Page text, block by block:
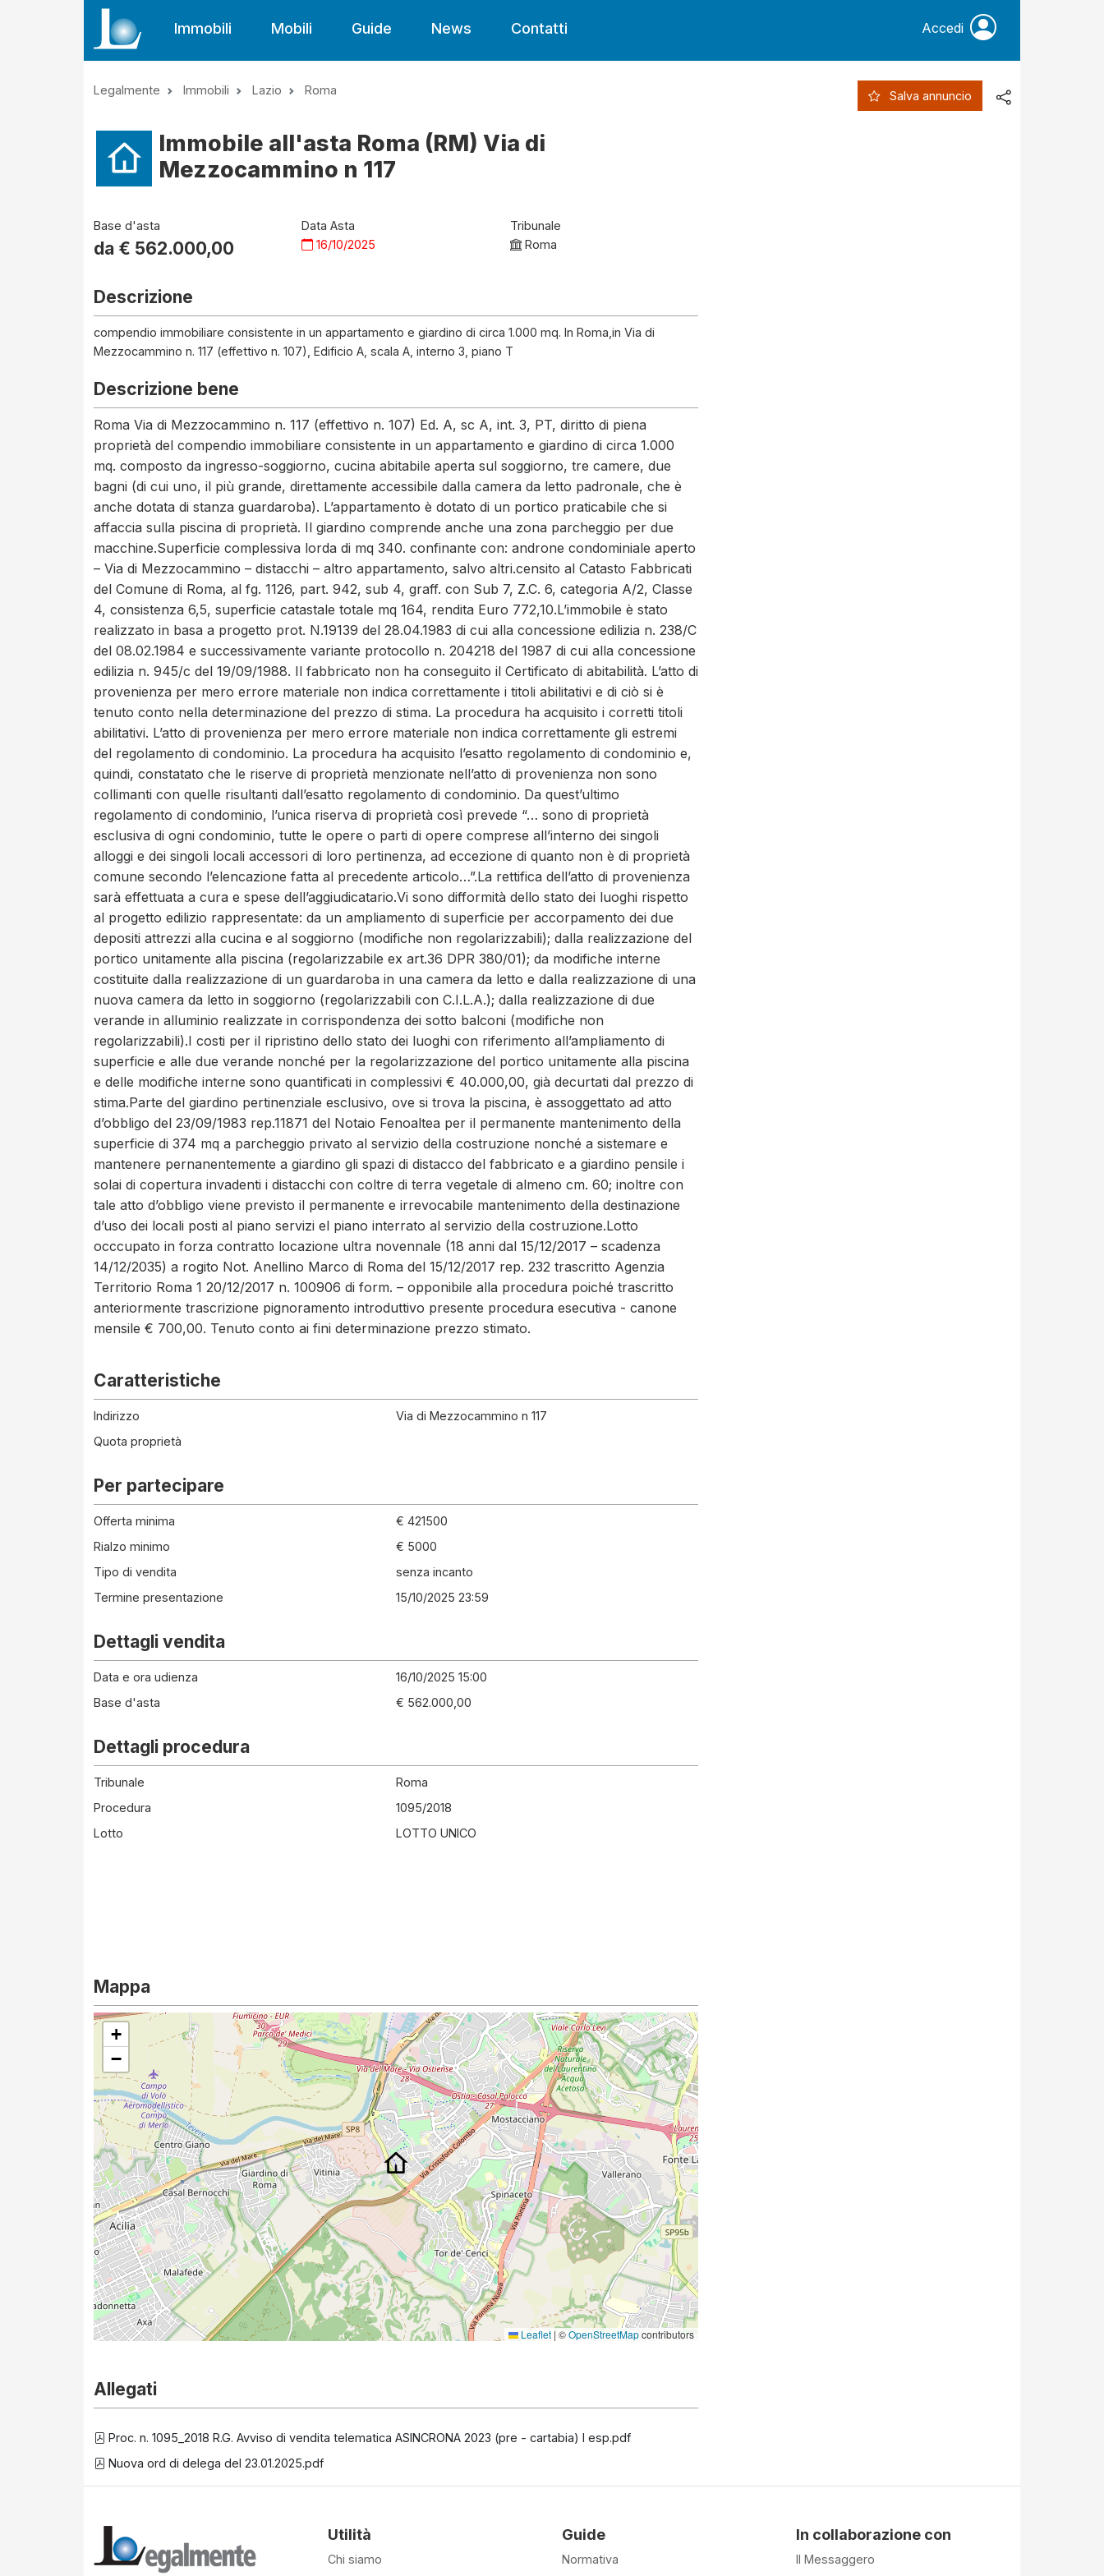
Immobili Mobili Guide News Contatti Accedi
Legalmente Immobili Lazio Roma Salva annuncio
Immobile all'asta Roma (RM) Via di
Mezzocammino n 117
Base d'asta
da € 562.000,00
Data Asta
16/10/2025
Tribunale
Roma
Descrizione
compendio immobiliare consistente in un appartamento e giardino di circa 1.000 mq. In Roma,in Via di
Mezzocammino n. 117 (effettivo n. 107), Edificio A, scala A, interno 3, piano T
Descrizione bene
Roma Via di Mezzocammino n. 117 (effettivo n. 107) Ed. A, sc A, int. 3, PT, diritto di piena
proprietà del compendio immobiliare consistente in un appartamento e giardino di circa 1.000
mq. composto da ingresso-soggiorno, cucina abitabile aperta sul soggiorno, tre camere, due
bagni (di cui uno, il più grande, direttamente accessibile dalla camera da letto padronale, che è
anche dotata di stanza guardaroba). L’appartamento è dotato di un portico praticabile che si
affaccia sulla piscina di proprietà. Il giardino comprende anche una zona parcheggio per due
macchine.Superficie complessiva lorda di mq 340. confinante con: androne condominiale aperto
– Via di Mezzocammino – distacchi – altro appartamento, salvo altri.censito al Catasto Fabbricati
del Comune di Roma, al fg. 1126, part. 942, sub 4, graff. con Sub 7, Z.C. 6, categoria A/2, Classe
4, consistenza 6,5, superficie catastale totale mq 164, rendita Euro 772,10.L’immobile è stato
realizzato in basa a progetto prot. N.19139 del 28.04.1983 di cui alla concessione edilizia n. 238/C
del 08.02.1984 e successivamente variante protocollo n. 204218 del 1987 di cui alla concessione
edilizia n. 945/c del 19/09/1988. Il fabbricato non ha conseguito il Certificato di abitabilità. L’atto di
provenienza per mero errore materiale non indica correttamente i titoli abilitativi e di ciò si è
tenuto conto nella determinazione del prezzo di stima. La procedura ha acquisito i corretti titoli
abilitativi. L’atto di provenienza per mero errore materiale non indica correttamente gli estremi
del regolamento di condominio. La procedura ha acquisito l’esatto regolamento di condominio e,
quindi, constatato che le riserve di proprietà menzionate nell’atto di provenienza non sono
collimanti con quelle risultanti dall’esatto regolamento di condominio. Da quest’ultimo
regolamento di condominio, l’unica riserva di proprietà così prevede “… sono di proprietà
esclusiva di ogni condominio, tutte le opere o parti di opere comprese all’interno dei singoli
alloggi e dei singoli locali accessori di loro pertinenza, ad eccezione di quanto non è di proprietà
comune secondo l’elencazione fatta al precedente articolo…”.La rettifica dell’atto di provenienza
sarà effettuata a cura e spese dell’aggiudicatario.Vi sono difformità dello stato dei luoghi rispetto
al progetto edilizio rappresentate: da un ampliamento di superficie per accorpamento dei due
depositi attrezzi alla cucina e al soggiorno (modifiche non regolarizzabili); dalla realizzazione del
portico unitamente alla piscina (regolarizzabile ex art.36 DPR 380/01); da modifiche interne
costituite dalla realizzazione di un guardaroba in una camera da letto e dalla realizzazione di una
nuova camera da letto in soggiorno (regolarizzabili con C.I.L.A.); dalla realizzazione di due
verande in alluminio realizzate in corrispondenza dei sotto balconi (modifiche non
regolarizzabili).I costi per il ripristino dello stato dei luoghi con riferimento all’ampliamento di
superficie e alle due verande nonché per la regolarizzazione del portico unitamente alla piscina
e delle modifiche interne sono quantificati in complessivi € 40.000,00, già decurtati dal prezzo di
stima.Parte del giardino pertinenziale esclusivo, ove si trova la piscina, è assoggettato ad atto
d’obbligo del 23/09/1983 rep.11871 del Notaio Fenoaltea per il permanente mantenimento della
superficie di 374 mq a parcheggio privato al servizio della costruzione nonché a sistemare e
mantenere pernanentemente a giardino gli spazi di distacco del fabbricato e a giardino pensile i
solai di copertura invadenti i distacchi con coltre di terra vegetale di almeno cm. 60; inoltre con
tale atto d’obbligo viene previsto il permanente e irrevocabile mantenimento della destinazione
d’uso dei locali posti al piano servizi el piano interrato al servizio della costruzione.Lotto
occcupato in forza contratto locazione ultra novennale (18 anni dal 15/12/2017 – scadenza
14/12/2035) a rogito Not. Anellino Marco di Roma del 15/12/2017 rep. 232 trascritto Agenzia
Territorio Roma 1 20/12/2017 n. 100906 di form. – opponibile alla procedura poiché trascritto
anteriormente trascrizione pignoramento introduttivo presente procedura esecutiva - canone
mensile € 700,00. Tenuto conto ai fini determinazione prezzo stimato.
Caratteristiche
Indirizzo
Via di Mezzocammino n 117
Quota proprietà
Per partecipare
Offerta minima
€ 421500
Rialzo minimo
€ 5000
Tipo di vendita
senza incanto
Termine presentazione
15/10/2025 23:59
Dettagli vendita
Data e ora udienza
16/10/2025 15:00
Base d'asta
€ 562.000,00
Dettagli procedura
Tribunale
Roma
Procedura
1095/2018
Lotto
LOTTO UNICO
Mappa
+
−
Leaflet | ©OpenStreetMapcontributors
Allegati
Proc. n. 1095_2018 R.G. Avviso di vendita telematica ASINCRONA 2023 (pre - cartabia) I esp.pdf
Nuova ord di delega del 23.01.2025.pdf
Utilità
Chi siamo
Guide
Normativa
In collaborazione con
Il Messaggero